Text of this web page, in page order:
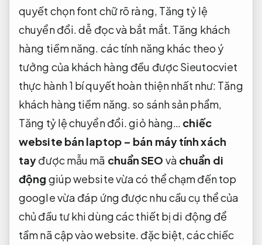
quyết chọn font chữ rõ ràng, Tăng tỷ lệ
chuyển đổi.dễ đọc và bắt mắt. Tăng khách
hàng tiềm năng. các tính năng khác theo ý
tưởng của khách hàng đều được Sieutocviet
thực hành 1 bí quyết hoàn thiện nhất như: Tăng
khách hàng tiềm năng. so sánh sản phẩm,
Tăng tỷ lệ chuyển đổi.giỏ hàng… chiếc
website bán laptop – bán máy tính xách
tayđược mẫu mã chuẩn SEO và chuẩn di
động giúp website vừa có thể chạm đến top
google vừa đáp ứng được nhu cầu cụ thể của
chủ đầu tư khi dùng các thiết bị di động để
tầm nã cập vào website. đặc biệt, các chiếc